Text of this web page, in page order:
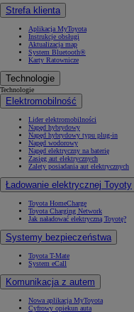
Strefa klienta
Aplikacja MyToyota
Instrukcje obsługi
Aktualizacja map
System Bluetooth®
Karty Ratownicze
Technologie
Technologie
Elektromobilność
Lider elektromobilności
Napęd hybrydowy
Napęd hybrydowy typu plug-in
Napęd wodorowy
Napęd elektryczny na baterię
Zasięg aut elektrycznych
Zalety posiadania aut elektrycznych
Ładowanie elektrycznej Toyoty
Toyota HomeCharge
Toyota Charging Network
Jak naładować elektryczną Toyotę?
Systemy bezpieczeństwa
Toyota T-Mate
System eCall
Komunikacja z autem
Nowa aplikacja MyToyota
Cyfrowy opiekun auta